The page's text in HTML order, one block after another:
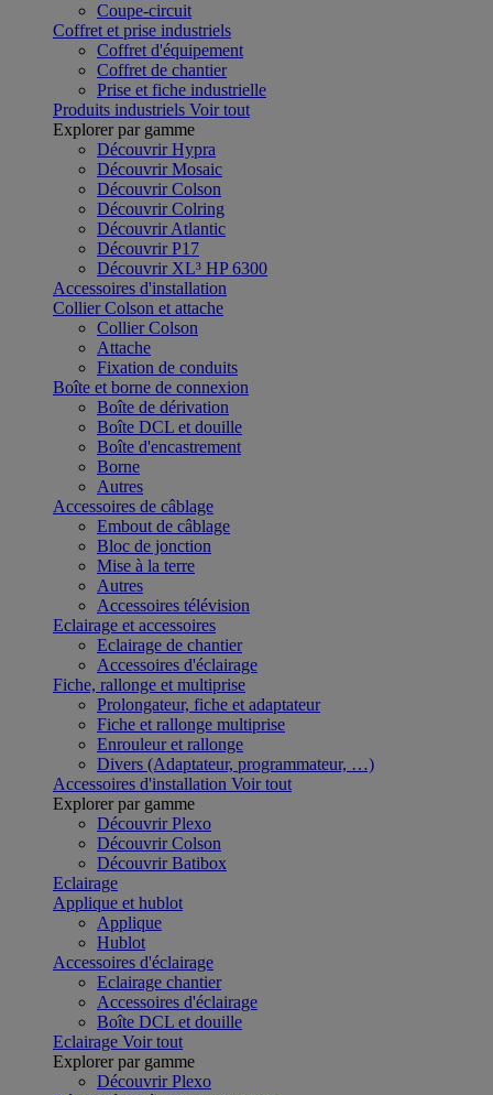
Coupe-circuit
Coffret et prise industriels
Coffret d'équipement
Coffret de chantier
Prise et fiche industrielle
Produits industriels Voir tout
Explorer par gamme
Découvrir Hypra
Découvrir Mosaic
Découvrir Colson
Découvrir Colring
Découvrir Atlantic
Découvrir P17
Découvrir XL³ HP 6300
Accessoires d'installation
Collier Colson et attache
Collier Colson
Attache
Fixation de conduits
Boîte et borne de connexion
Boîte de dérivation
Boîte DCL et douille
Boîte d'encastrement
Borne
Autres
Accessoires de câblage
Embout de câblage
Bloc de jonction
Mise à la terre
Autres
Accessoires télévision
Eclairage et accessoires
Eclairage de chantier
Accessoires d'éclairage
Fiche, rallonge et multiprise
Prolongateur, fiche et adaptateur
Fiche et rallonge multiprise
Enrouleur et rallonge
Divers (Adaptateur, programmateur, …)
Accessoires d'installation Voir tout
Explorer par gamme
Découvrir Plexo
Découvrir Colson
Découvrir Batibox
Eclairage
Applique et hublot
Applique
Hublot
Accessoires d'éclairage
Eclairage chantier
Accessoires d'éclairage
Boîte DCL et douille
Eclairage Voir tout
Explorer par gamme
Découvrir Plexo